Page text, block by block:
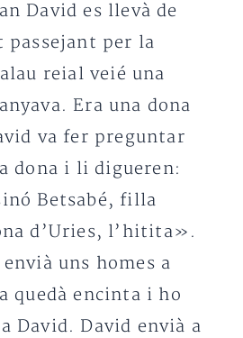
David es llevà de
passejant per la
reial veié una
Era una dona
va fer preguntar
dona i li digueren:
Betsabé, filla
d’Uries, l’hitita».
uns homes a
quedà encinta i ho
David. David envià a